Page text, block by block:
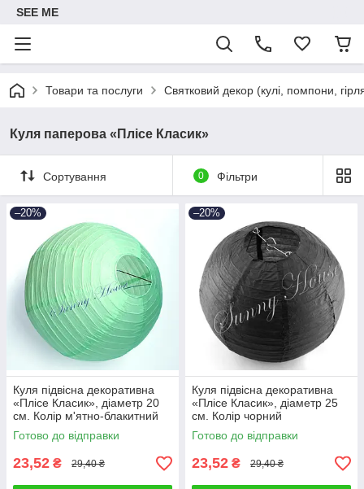
SEE ME
Товари та послуги Святковий декор (кулі, помпони,
Куля паперова «Плісе Класик»
Сортування 0 Фільтри
–20%
Куля підвісна декоративна
«Плісе Класик», діаметр 20
см. Колір м'ятно-блакитний
Готово до відправки
23,52 ₴ 29,40 ₴
–20%
Куля підвісна декоративна
«Плісе Класик», діаметр 25
см. Колір чорний
Готово до відправки
23,52 ₴ 29,40 ₴